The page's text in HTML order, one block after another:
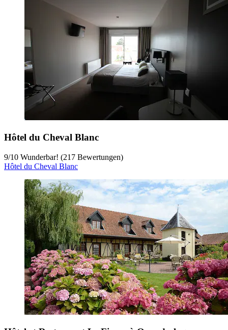
Hôtel du Cheval Blanc
9/10 Wunderbar! (217 Bewertungen)
Hôtel du Cheval Blanc